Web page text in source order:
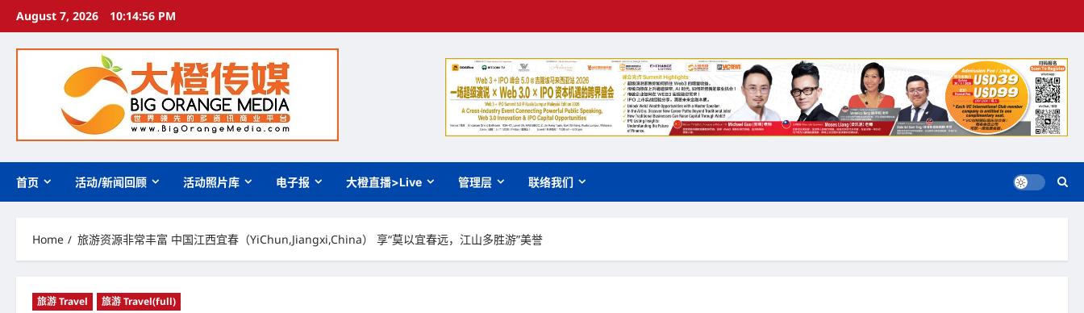
Skip
content
August 7, 2026 10:14:57 PM
首页 活动/新闻回顾 活动照片库 电子报 大橙直播>Live 管理层 联络我们
Home 旅游资源非常丰富 中国江西宜春（YiChun,Jiangxi,China） 享“莫以宜春远，江山多胜游”美誉
旅游 Travel 旅游 Travel(full)